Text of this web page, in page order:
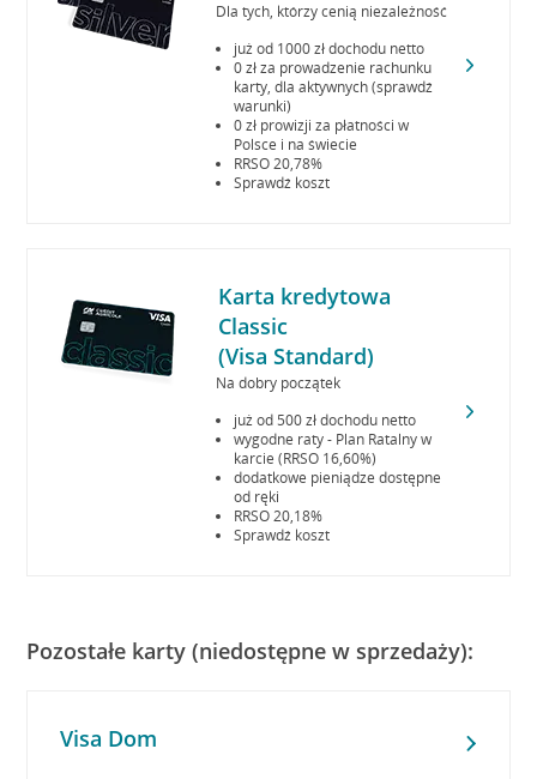
Dla tych, którzy cenią niezależność
już od 1000 zł dochodu netto
0 zł za prowadzenie rachunku
karty, dla aktywnych (sprawdź
warunki)
0 zł prowizji za płatności w
Polsce i na świecie
RRSO 20,78%
Sprawdź koszt
Karta kredytowa
Classic
(Visa Standard)
Na dobry początek
już od 500 zł dochodu netto
wygodne raty - Plan Ratalny w
karcie (RRSO 16,60%)
dodatkowe pieniądze dostępne
od ręki
RRSO 20,18%
Sprawdź koszt
Pozostałe karty (niedostępnew sprzedaży):
Visa Dom